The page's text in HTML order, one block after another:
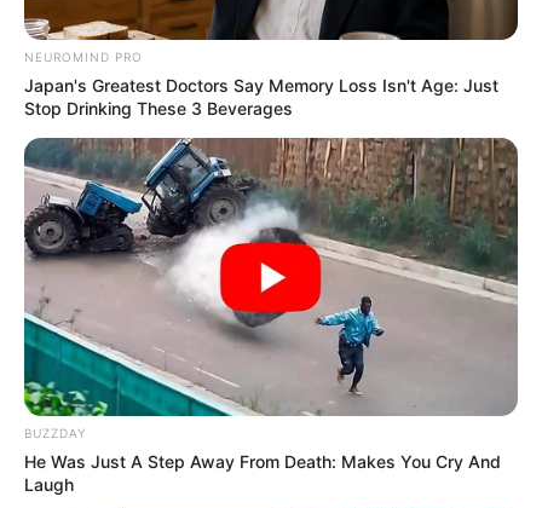
NEUROMIND PRO
Japan's Greatest Doctors Say Memory Loss Isn't Age: Just
Stop Drinking These 3 Beverages
BUZZDAY
He Was Just A Step Away From Death: Makes You Cry And
Laugh